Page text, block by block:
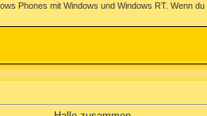
Phones mit Windows und Windows RT. Wenn